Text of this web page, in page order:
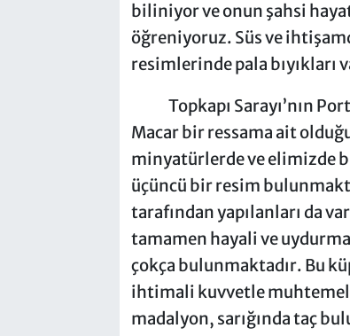
biliniyor ve onun şahsi
öğreniyoruz. Süs ve
resimlerinde pala bıyıkları
Topkapı Sarayı’nın
Macar bir ressama ait
minyatürlerde ve elimizde
üçüncü bir resim
tarafından yapılanları da
tamamen hayali ve
çokça bulunmaktadır. Bu
ihtimali kuvvetle
madalyon, sarığında taç